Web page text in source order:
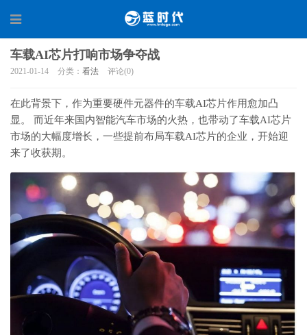
车载AI芯片打响市场争夺战
2021-01-14 分类： 看法 评论(0)
在此背景下，作为重要硬件元器件的车载AI芯片作用愈加凸
显。 而近年来国内智能汽车市场的火热，也带动了车载AI芯片
市场的大幅度增长，一些提前布局车载AI芯片的企业，开始迎
来了收获期。